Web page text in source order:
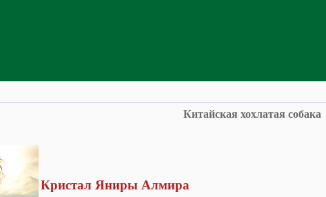
Китайская хохлатая собака
Кристал Яниры Алмира